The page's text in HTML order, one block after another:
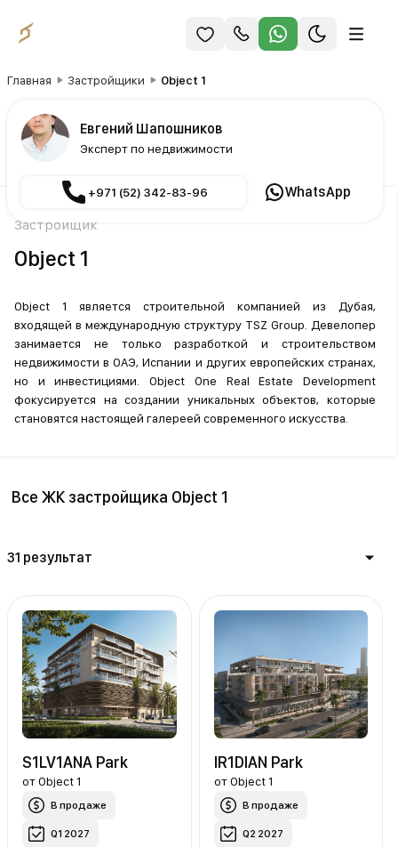
Главная Застройщики Object 1
Застройщик
Object 1
Object 1 является строительной компанией из Дубая,
входящей в международную структуру TSZ Group. Девелопер
занимается не только разработкой и строительством
недвижимости в ОАЭ, Испании и других европейских странах,
но и инвестициями. Object One Real Estate Development
фокусируется на создании уникальных объектов, которые
становятся настоящей галереей современного искусства.
Евгений Шапошников
Эксперт по недвижимости
+971 (52) 342-83-96 WhatsApp
Все ЖК застройщика Object 1
31 результат
S1LV1ANA Park
отObject 1
В продаже
Q1 2027
IR1DIAN Park
от Object 1
В продаже
Q2 2027